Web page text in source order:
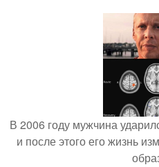
В 2006 году мужчина
и после этого его жизнь